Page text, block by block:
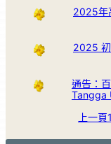
2025年
2025
通告：
Tangga
上一頁1